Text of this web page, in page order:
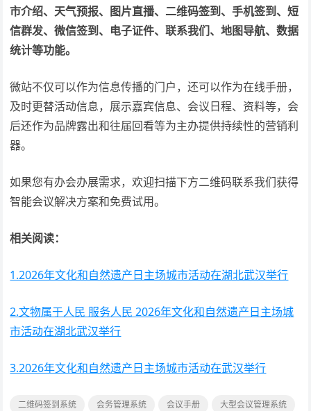
市介绍、天气预报、图片直播、二维码签到、手机签到、短
信群发、微信签到、电子证件、联系我们、地图导航、数据
统计等功能。
微站不仅可以作为信息传播的门户，还可以作为在线手册，
及时更替活动信息，展示嘉宾信息、会议日程、资料等，会
后还作为品牌露出和往届回看等为主办提供持续性的营销利
器。
如果您有办会办展需求，欢迎扫描下方二维码联系我们获得
智能会议解决方案和免费试用。
相关阅读：
1.2026年文化和自然遗产日主场城市活动在湖北武汉举行
2.文物属于人民 服务人民 2026年文化和自然遗产日主场城
市活动在湖北武汉举行
3.2026年文化和自然遗产日主场城市活动在武汉举行
二维码签到系统 会务管理系统 会议手册
大型会议管理系统